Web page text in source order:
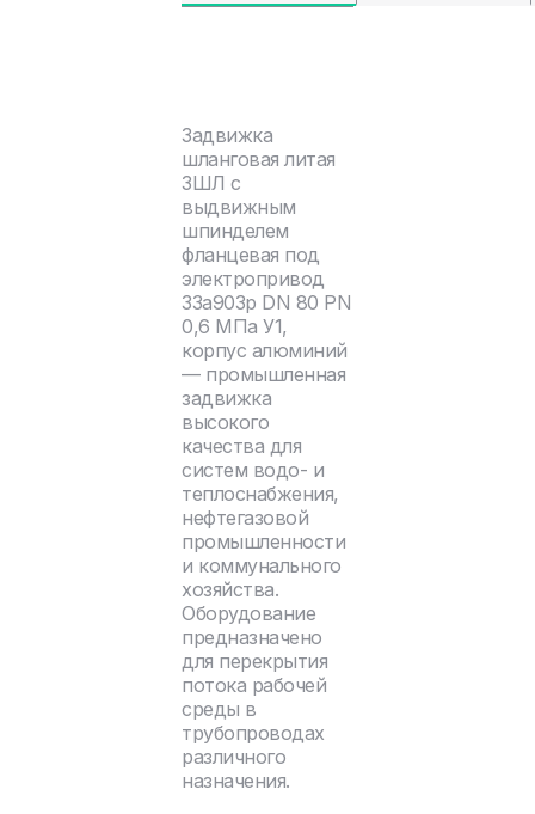
Задвижка
шланговая литая
ЗШЛ с
выдвижным
шпинделем
фланцевая под
электропривод
33а903р DN 80 PN
0,6 МПа У1,
корпус алюминий
— промышленная
задвижка
высокого
качества для
систем водо- и
теплоснабжения,
нефтегазовой
промышленности
и коммунального
хозяйства.
Оборудование
предназначено
для перекрытия
потока рабочей
среды в
трубопроводах
различного
назначения.